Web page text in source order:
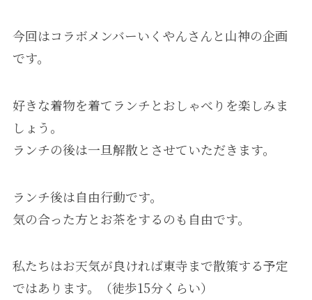
今回はコラボメンバーいくやんさんと山神の企画
です。
好きな着物を着てランチとおしゃべりを楽しみま
しょう。
ランチの後は一旦解散とさせていただきます。
ランチ後は自由行動です。
気の合った方とお茶をするのも自由です。
私たちはお天気が良ければ東寺まで散策する予定
ではあります。（徒歩15分くらい）